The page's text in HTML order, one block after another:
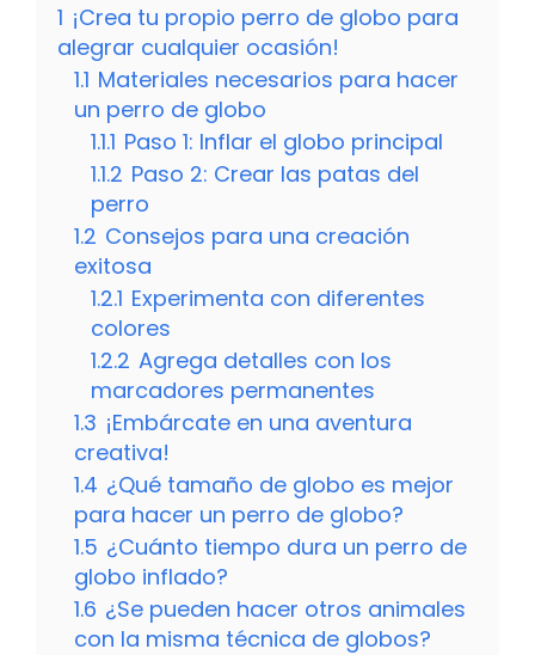
1 ¡Crea tu propio perro de globo para
alegrar cualquier ocasión!
1.1 Materiales necesarios para hacer
un perro de globo
1.1.1 Paso 1: Inflar el globo principal
1.1.2 Paso 2: Crear las patas del
perro
1.2 Consejos para una creación
exitosa
1.2.1 Experimenta con diferentes
colores
1.2.2 Agrega detalles con los
marcadores permanentes
1.3 ¡Embárcate en una aventura
creativa!
1.4 ¿Qué tamaño de globo es mejor
para hacer un perro de globo?
1.5 ¿Cuánto tiempo dura un perro de
globo inflado?
1.6 ¿Se pueden hacer otros animales
con la misma técnica de globos?